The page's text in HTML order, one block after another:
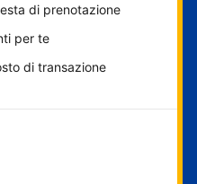
di prenotazione
per te
di transazione